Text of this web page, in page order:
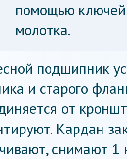
помощью ключей
молотка.
подшипник
и старого
от
Кардан
снимают 1